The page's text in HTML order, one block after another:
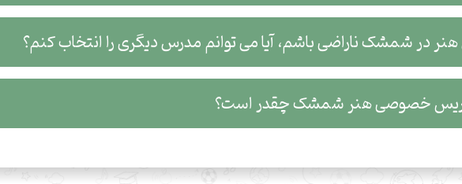
در شمشک ناراضی باشم، آیا می توانم مدرس دیگری را انتخاب کنم؟
خصوصی هنر شمشک چقدر است؟